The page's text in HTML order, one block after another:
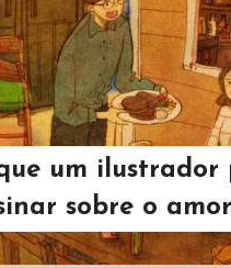
um ilustrador
sobre o amor